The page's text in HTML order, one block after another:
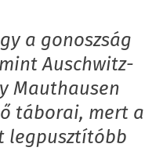
a gonoszság
Auschwitz-
Mauthausen
táborai, mert a
legpusztítóbb